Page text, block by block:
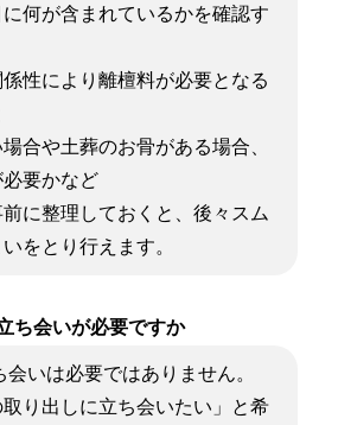
に何が含まれているかを確認す
係性により離檀料が必要となる
合や土葬のお骨がある場合、
要かなど
に整理しておくと、後々スム
をとり行えます。
ち会いが必要ですか
会いは必要ではありません。
り出しに立ち会いたい」と希